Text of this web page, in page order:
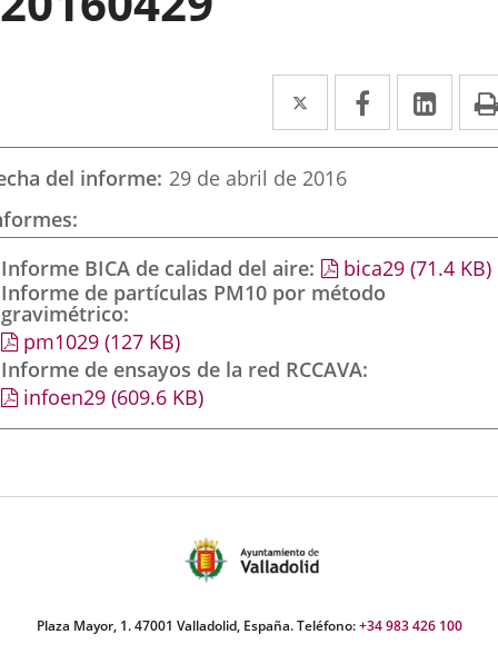
Twitter
Enlace
a
una
externa.
Facebook
Enlace
a
externa.
a
del informe 29 de abril de 2016
Informe BICA de calidad del aire
bica29 (71.4 KB)
Informe de partículas PM10 por método
gravimétrico
pm1029 (127 KB)
Informe de ensayos de la red RCCAVA
infoen29 (609.6 KB)
Plaza Mayor, 1. 47001 Valladolid, España. Teléfono:+34 983 426 100